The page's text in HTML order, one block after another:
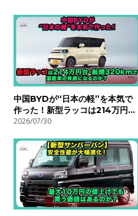
中国BYDが“日本の軽”を本気で
作った！新型ラッコは214万円
台・航続320kmで国産車の脅威
#bydracco
2026/07/30